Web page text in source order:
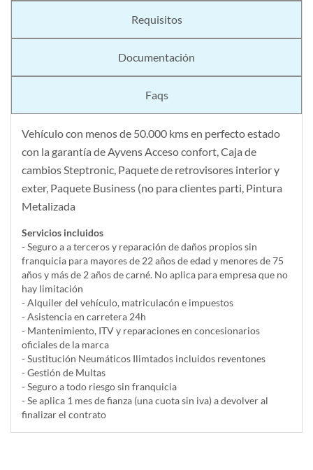
Requisitos
Documentación
Faqs
Vehículo con menos de 50.000 kms en perfecto estado
con la garantía de Ayvens Acceso confort, Caja de
cambios Steptronic, Paquete de retrovisores interior y
exter, Paquete Business (no para clientes parti, Pintura
Metalizada
Servicios incluidos
- Seguro a a terceros y reparación de daños propios sin
franquicia para mayores de 22 años de edad y menores de 75
años y más de 2 años de carné. No aplica para empresa que no
hay limitación
- Alquiler del vehí­culo, matriculacón e impuestos
- Asistencia en carretera 24h
- Mantenimiento, ITV y reparaciones en concesionarios
oficiales de la marca
- Sustitución Neumáticos Ilimtados incluidos reventones
- Gestión de Multas
- Seguro a todo riesgo sin franquicia
- Se aplica 1 mes de fianza (una cuota sin iva) a devolver al
finalizar el contrato